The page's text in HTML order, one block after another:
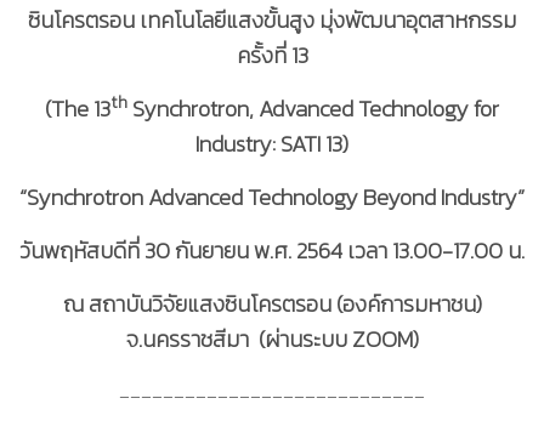
ซินโครตรอน เทคโนโลยีแสงขั้นสูง มุ่งพัฒนาอุตสาหกรรม
ครั้งที่ 13
(The 13th Synchrotron, Advanced Technology for
Industry: SATI 13)
“Synchrotron Advanced Technology Beyond Industry”
วันพฤหัสบดีที่ 30 กันยายน พ.ศ. 2564 เวลา 13.00-17.00 น.
ณ สถาบันวิจัยแสงซินโครตรอน (องค์การมหาชน)
จ.นครราชสีมา (ผ่านระบบ ZOOM)
____________________________